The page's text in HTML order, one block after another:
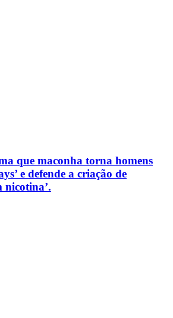
que maconha torna homens
e defende a criação de
nicotina’.